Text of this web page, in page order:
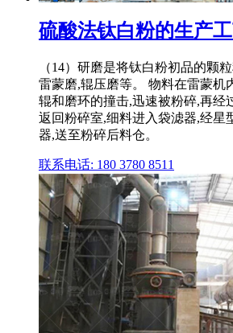
硫酸法钛白粉的生产
（14）研磨是将钛白粉初品的颗
雷蒙磨,辊压磨等。 物料在雷蒙机
辊和磨环的撞击,迅速被粉碎,再经
返回粉碎室,细料进入袋滤器,经星
器,送至粉碎后料仓。
联系电话: 180 3780 8511